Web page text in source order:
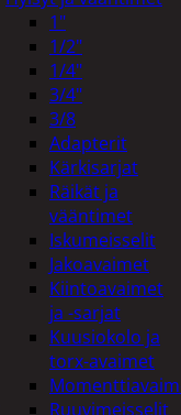
1"
1/2"
1/4"
3/4"
3/8
Adapterit
Kärkisarjat
Räikät ja
vääntimet
Iskumeisselit
Jakoavaimet
Kiintoavaimet
ja -sarjat
Kuusiokolo ja
torx-avaimet
Ruuvimeisselit